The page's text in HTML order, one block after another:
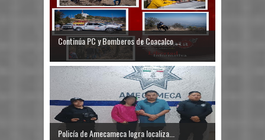
Continúa PC y Bomberos de Coacalco ...
Policía de Amecameca logra localiza...